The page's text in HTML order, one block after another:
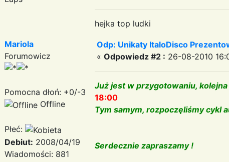
hejka top ludki
Mariola
Forumowicz
Pomocna dłoń: +0/-3
Offline
Płeć:
Debiut: 2008/04/19
Wiadomości: 881
Odp: Unikaty ItaloDisco
« Odpowiedz #2 : 26-08-2010
Już jest w przygotowaniu,
18:00
Tym samym, rozpoczęliśmy cykl
Serdecznie zapraszamy !